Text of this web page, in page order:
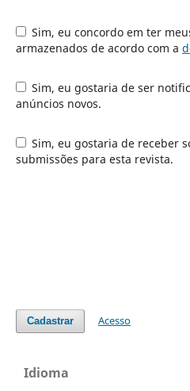
Sim, eu concordo em ter meus dados coletados e
armazenados de acordo com a
Sim, eu gostaria de ser notificado(a) de publicações e
anúncios novos.
Sim, eu gostaria de receber solicitações para avaliar
submissões para esta revista.
Cadastrar Acesso
Idioma